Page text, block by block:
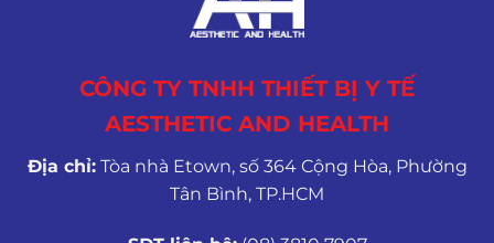
CÔNG TY TNHH THIẾT BỊ Y TẾ
AESTHETIC AND HEALTH
Địa chỉ:Tòa nhà Etown, số 364 Cộng Hòa, Phường
Tân Bình, TP.HCM